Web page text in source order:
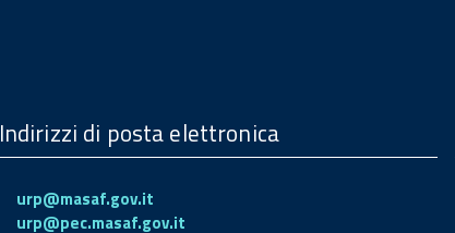
Indirizzi di posta elettronica
urp@masaf.gov.it
urp@pec.masaf.gov.it